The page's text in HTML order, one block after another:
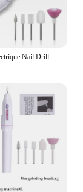
to store
for on-
not just a
The
a range
shaping,
polished,
to all nail
for
and
a special
routine,
5 en 1 MINI Électrique Nail Drill Kit Manucure Pédicure Broyage Polissage Nail Art Ponçage Fichier Stylo Outils Machine